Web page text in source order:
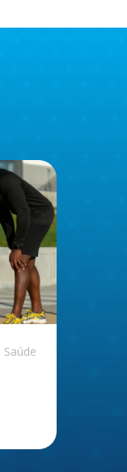
Saúde